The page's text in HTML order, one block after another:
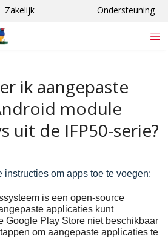
Zakelijk Ondersteuning
ik aangepaste
module
uit de IFP50-serie?
instructies om apps toe te voegen:
is een open-source
applicaties kunt
Google Play Store niet beschikbaar
om aangepaste applicaties te